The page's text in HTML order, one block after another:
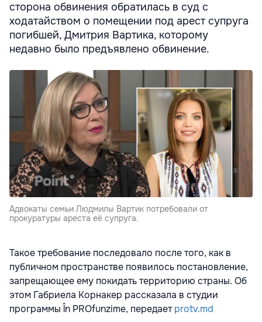
сторона обвинения обратилась в суд с
ходатайством о помещении под арест супруга
погибшей, Дмитрия Вартика, которому
недавно было предъявлено обвинение.
Адвокаты семьи Людмилы Вартик потребовали от
прокуратуры ареста её супруга.
Такое требование последовало после того, как в
публичном пространстве появилось постановление,
запрещающее ему покидать территорию страны. Об
этом Габриела Корнакер рассказала в студии
программы În PROfunzime, передаетprotv.md